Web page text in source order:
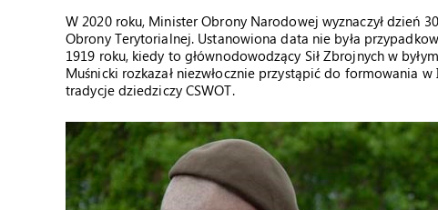
W 2020 roku, Minister Obrony Narodowej wyznaczył dzień
Obrony Terytorialnej. Ustanowiona data nie była
1919 roku, kiedy to głównodowodzący Sił Zbrojnych w
Muśnicki rozkazał niezwłocznie przystąpić do formowania w
tradycje dziedziczy CSWOT.